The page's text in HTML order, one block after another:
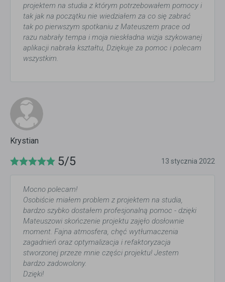
projektem na studia z którym potrzebowałem pomocy i
tak jak na początku nie wiedziałem za co się zabrać
tak po pierwszym spotkaniu z Mateuszem prace od
razu nabrały tempa i moja nieskładna wizja szykowanej
aplikacji nabrała kształtu, Dziękuje za pomoc i polecam
wszystkim.
Krystian
5/5 13 stycznia 2022
Mocno polecam!
Osobiście miałem problem z projektem na studia,
bardzo szybko dostałem profesjonalną pomoc - dzięki
Mateuszowi skończenie projektu zajęło dosłownie
moment. Fajna atmosfera, chęć wytłumaczenia
zagadnień oraz optymalizacja i refaktoryzacja
stworzonej przeze mnie części projektu! Jestem
bardzo zadowolony.
Dzięki!